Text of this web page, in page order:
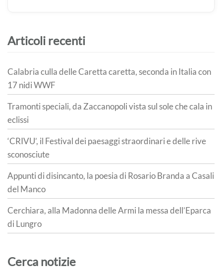
Articoli recenti
Calabria culla delle Caretta caretta, seconda in Italia con
17 nidi WWF
Tramonti speciali, da Zaccanopoli vista sul sole che cala in
eclissi
‘CRIVU’, il Festival dei paesaggi straordinari e delle rive
sconosciute
Appunti di disincanto, la poesia di Rosario Branda a Casali
del Manco
Cerchiara, alla Madonna delle Armi la messa dell’Eparca
di Lungro
Cerca notizie